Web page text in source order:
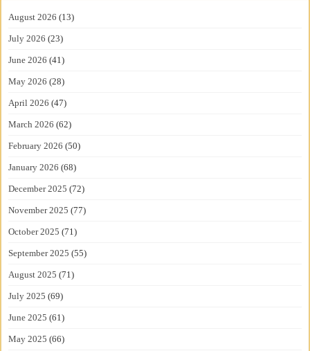
August 2026 (13)
July 2026 (23)
June 2026 (41)
May 2026 (28)
April 2026 (47)
March 2026 (62)
February 2026 (50)
January 2026 (68)
December 2025 (72)
November 2025 (77)
October 2025 (71)
September 2025 (55)
August 2025 (71)
July 2025 (69)
June 2025 (61)
May 2025 (66)